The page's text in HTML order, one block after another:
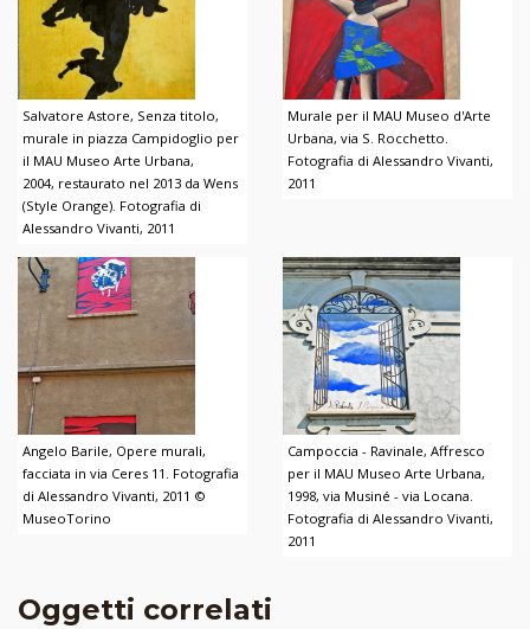
Salvatore Astore, Senza titolo,
murale in piazza Campidoglio per
il MAU Museo Arte Urbana,
2004, restaurato nel 2013 da Wens
(Style Orange). Fotografia di
Alessandro Vivanti, 2011
Murale per il MAU Museo d'Arte
Urbana, via S. Rocchetto.
Fotografia di Alessandro Vivanti,
2011
Angelo Barile, Opere murali,
facciata in via Ceres 11. Fotografia
di Alessandro Vivanti, 2011 ©
MuseoTorino
Campoccia - Ravinale, Affresco
per il MAU Museo Arte Urbana,
1998, via Musiné - via Locana.
Fotografia di Alessandro Vivanti,
2011
Oggetti correlati